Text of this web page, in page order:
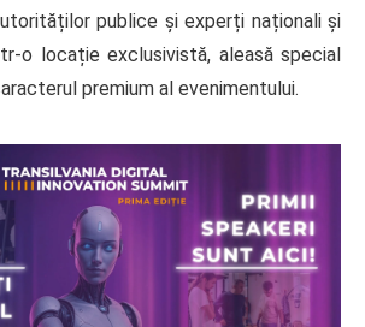
publice și experți naționali și
o locație exclusivistă, aleasă special
premium al evenimentului.